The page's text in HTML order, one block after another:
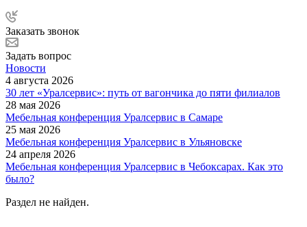
Заказать звонок
Задать вопрос
Новости
4 августа 2026
30 лет «Уралсервис»: путь от вагончика до пяти филиалов
28 мая 2026
Мебельная конференция Уралсервис в Самаре
25 мая 2026
Мебельная конференция Уралсервис в Ульяновске
24 апреля 2026
Мебельная конференция Уралсервис в Чебоксарах. Как это
было?
Раздел не найден.